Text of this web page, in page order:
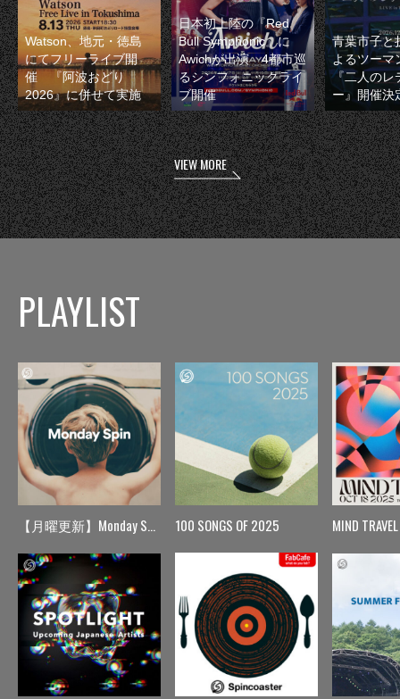
Watson、地元・徳島
にてフリーライブ開
催 『阿波おどり
2026』に併せて実施
日本初上陸の『Red
Bull Symphonic』に
Awichが出演 4都市巡
るシンフォニックライ
ブ開催
青葉市子と
よるツーマ
『二人のレ
ー』開催決
VIEW MORE
PLAYLIST
【月曜更新】Monday Spin 100 SONGS OF 2025 MIND TRAVEL